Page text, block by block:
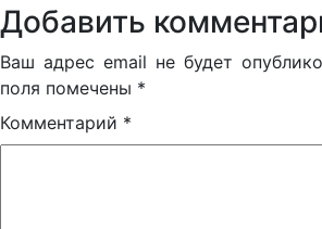
Добавить
Ваш адрес email не будет
поля помечены *
Комментарий *